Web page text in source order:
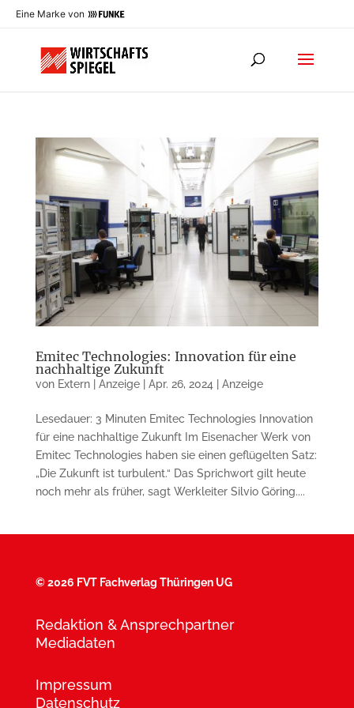
Eine Marke von
Emitec Technologies: Innovation für eine
nachhaltige Zukunft
von Extern | Anzeige| Apr. 26, 2024 Anzeige
Lesedauer: 3 Minuten Emitec Technologies Innovation
für eine nachhaltige Zukunft Im Eisenacher Werk von
Emitec Technologies haben sie einen geflügelten Satz:
„Die Zukunft ist turbulent.“ Das Sprichwort gilt heute
noch mehr als früher, sagt Werkleiter Silvio Göring....
©2026 FVT Fachverlag Thüringen UG
Redaktion & Ansprechpartner
Mediadaten
Impressum
Datenschutz